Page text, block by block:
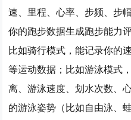
速、里程、心率、步频、步
你的跑步数据生成跑步能力
比如骑行模式，能记录你的
等运动数据；比如游泳模式
离、游泳速度、划水次数、
的游泳姿势（比如自由泳、